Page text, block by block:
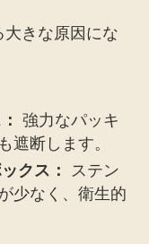
きな原因にな
強力なパッキ
遮断します。
クス：
ステン
少なく、衛生的